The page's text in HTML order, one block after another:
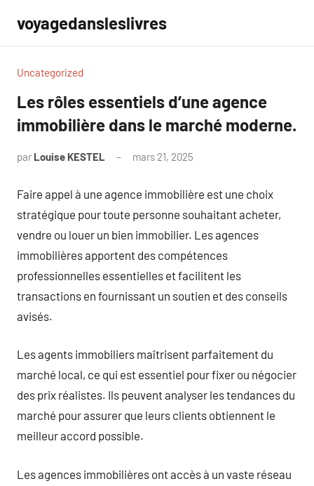
contenu
voyagedansleslivres
Uncategorized
Les rôles essentiels d’une agence
immobilière dans le marché moderne.
par Louise KESTEL mars 21, 2025
Faire appel à une agence immobilière est une choix
stratégique pour toute personne souhaitant acheter,
vendre ou louer un bien immobilier. Les agences
immobilières apportent des compétences
professionnelles essentielles et facilitent les
transactions en fournissant un soutien et des conseils
avisés.
Les agents immobiliers maîtrisent parfaitement du
marché local, ce qui est essentiel pour fixer ou négocier
des prix réalistes. Ils peuvent analyser les tendances du
marché pour assurer que leurs clients obtiennent le
meilleur accord possible.
Les agences immobilières ont accès à un vaste réseau